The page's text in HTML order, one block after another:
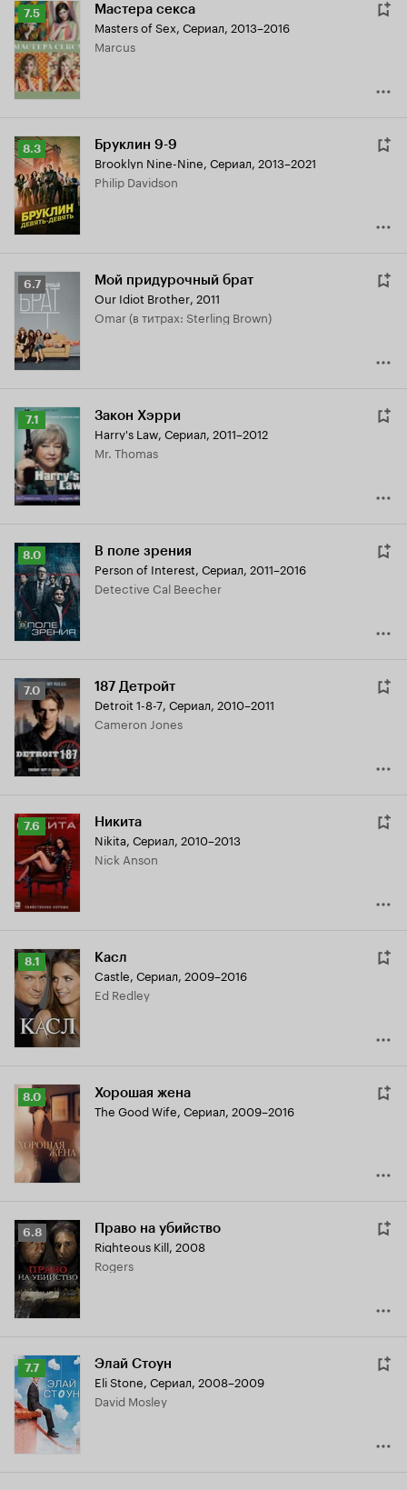
Рейтинг
Кинопоиска
7.5
7.5 Мастера секса
Masters of Sex, Сериал, 2013–2016
Marcus
Рейтинг
Кинопоиска
8.3
8.3 Бруклин 9-9
Brooklyn Nine-Nine, Сериал, 2013–2021
Philip Davidson
Рейтинг
Кинопоиска
6.7 Мой придурочный брат
Our Idiot Brother, 2011
Omar (в титрах: Sterling Brown)
Рейтинг
Кинопоиска
7.1
7.1 Закон Хэрри
Harry's Law, Сериал, 2011–2012
Mr. Thomas
Рейтинг
Кинопоиска
8.0
8.0 В поле зрения
Person of Interest, Сериал, 2011–2016
Detective Cal Beecher
Рейтинг
Кинопоиска
7.0
7.0 187 Детройт
Detroit 1-8-7, Сериал, 2010–2011
Cameron Jones
Рейтинг
Кинопоиска
7.6
7.6 Никита
Nikita, Сериал, 2010–2013
Nick Anson
Рейтинг
Кинопоиска
8.1
8.1 Касл
Castle, Сериал, 2009–2016
Ed Redley
Рейтинг
Кинопоиска
8.0
8.0 Хорошая жена
The Good Wife, Сериал, 2009–2016
Рейтинг
Кинопоиска
6.8
6.8 Право на убийство
Righteous Kill, 2008
Rogers
Рейтинг
Кинопоиска
7.7
7.7 Элай Стоун
Eli Stone, Сериал, 2008–2009
David Mosley